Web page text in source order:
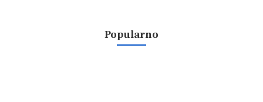
Popularno